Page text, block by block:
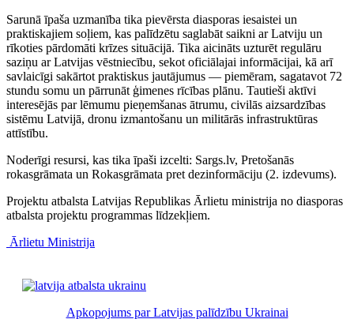
Sarunā īpaša uzmanība tika pievērsta diasporas iesaistei un
praktiskajiem soļiem, kas palīdzētu saglabāt saikni ar Latviju un
rīkoties pārdomāti krīzes situācijā. Tika aicināts uzturēt regulāru
saziņu ar Latvijas vēstniecību, sekot oficiālajai informācijai, kā arī
savlaicīgi sakārtot praktiskus jautājumus — piemēram, sagatavot 72
stundu somu un pārrunāt ģimenes rīcības plānu. Tautieši aktīvi
interesējās par lēmumu pieņemšanas ātrumu, civilās aizsardzības
sistēmu Latvijā, dronu izmantošanu un militārās infrastruktūras
attīstību.
Noderīgi resursi, kas tika īpaši izcelti: Sargs.lv, Pretošanās
rokasgrāmata un Rokasgrāmata pret dezinformāciju (2. izdevums).
Projektu atbalsta Latvijas Republikas Ārlietu ministrija no diasporas
atbalsta projektu programmas līdzekļiem.
Ārlietu Ministrija
Apkopojums par Latvijas palīdzību Ukrainai